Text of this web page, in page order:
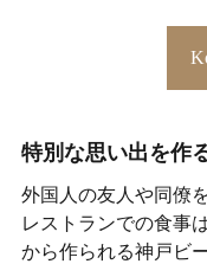
特別な思い出を作
外国人の友人や同僚
レストランでの食事
から作られる神戸ビ